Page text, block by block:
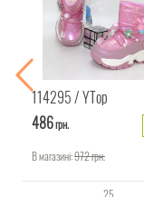
114295 YTop
486грн.
В магазині:972грн.
25